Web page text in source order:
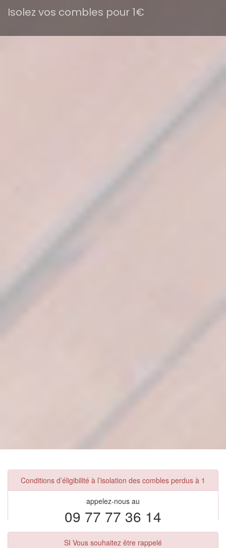
Isolez vos combles pour 1€
Conditions d’éligibilité à l’isolation des combles perdus à 1
appelez-nous au
09 77 77 36 14
SI Vous souhaitez être rappelé